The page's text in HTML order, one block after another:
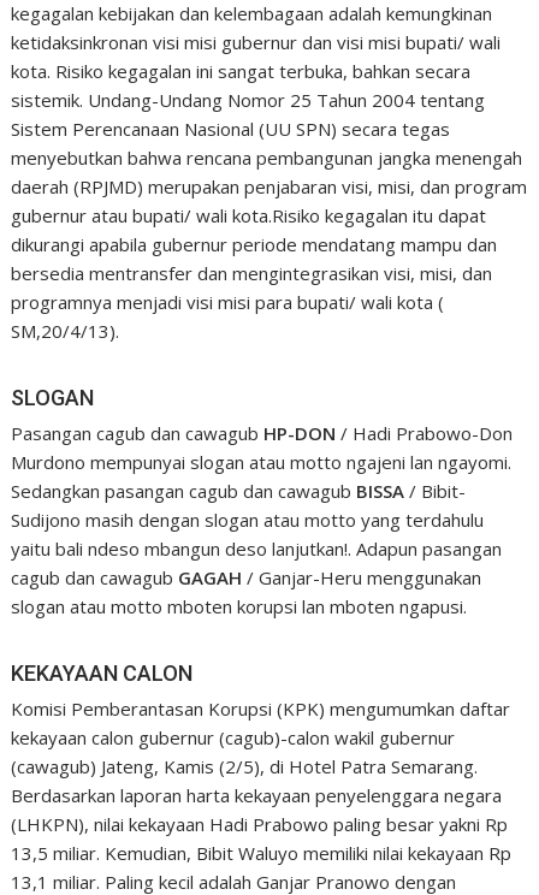
kegagalan kebijakan dan kelembagaan adalah kemungkinan
ketidaksinkronan visi misi gubernur dan visi misi bupati/ wali
kota. Risiko kegagalan ini sangat terbuka, bahkan secara
sistemik. Undang-Undang Nomor 25 Tahun 2004 tentang
Sistem Perencanaan Nasional (UU SPN) secara tegas
menyebutkan bahwa rencana pembangunan jangka menengah
daerah (RPJMD) merupakan penjabaran visi, misi, dan program
gubernur atau bupati/ wali kota.Risiko kegagalan itu dapat
dikurangi apabila gubernur periode mendatang mampu dan
bersedia mentransfer dan mengintegrasikan visi, misi, dan
programnya menjadi visi misi para bupati/ wali kota (
SM,20/4/13).
SLOGAN
Pasangan cagub dan cawagub HP-DON / Hadi Prabowo-Don
Murdono mempunyai slogan atau motto ngajeni lan ngayomi.
Sedangkan pasangan cagub dan cawagub BISSA / Bibit-
Sudijono masih dengan slogan atau motto yang terdahulu
yaitu bali ndeso mbangun deso lanjutkan!. Adapun pasangan
cagub dan cawagub GAGAH / Ganjar-Heru menggunakan
slogan atau motto mboten korupsi lan mboten ngapusi.
KEKAYAAN CALON
Komisi Pemberantasan Korupsi (KPK) mengumumkan daftar
kekayaan calon gubernur (cagub)-calon wakil gubernur
(cawagub) Jateng, Kamis (2/5), di Hotel Patra Semarang.
Berdasarkan laporan harta kekayaan penyelenggara negara
(LHKPN), nilai kekayaan Hadi Prabowo paling besar yakni Rp
13,5 miliar. Kemudian, Bibit Waluyo memiliki nilai kekayaan Rp
13,1 miliar. Paling kecil adalah Ganjar Pranowo dengan